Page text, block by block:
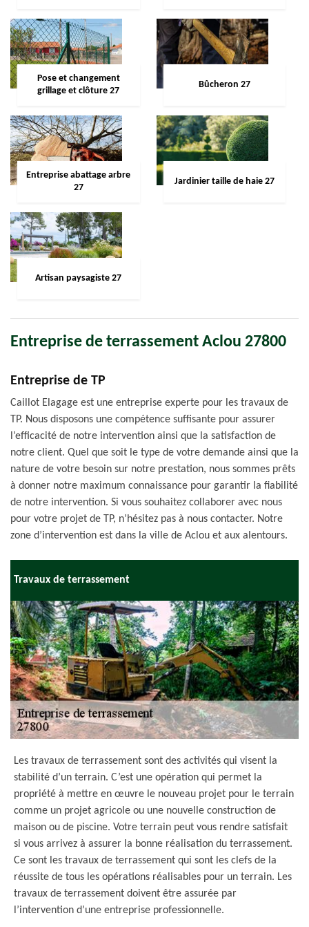
Pose et changement
grillage et clôture 27
Bûcheron 27
Entreprise abattage arbre
27
Jardinier taille de haie 27
Artisan paysagiste 27
Entreprise de terrassement Aclou 27800
Entreprise de TP
Caillot Elagage est une entreprise experte pour les travaux de
TP. Nous disposons une compétence suffisante pour assurer
l’efficacité de notre intervention ainsi que la satisfaction de
notre client. Quel que soit le type de votre demande ainsi que la
nature de votre besoin sur notre prestation, nous sommes prêts
à donner notre maximum connaissance pour garantir la fiabilité
de notre intervention. Si vous souhaitez collaborer avec nous
pour votre projet de TP, n’hésitez pas à nous contacter. Notre
zone d’intervention est dans la ville de Aclou et aux alentours.
Travaux de terrassement
Les travaux de terrassement sont des activités qui visent la
stabilité d’un terrain. C’est une opération qui permet la
propriété à mettre en œuvre le nouveau projet pour le terrain
comme un projet agricole ou une nouvelle construction de
maison ou de piscine. Votre terrain peut vous rendre satisfait
si vous arrivez à assurer la bonne réalisation du terrassement.
Ce sont les travaux de terrassement qui sont les clefs de la
réussite de tous les opérations réalisables pour un terrain. Les
travaux de terrassement doivent être assurée par
l’intervention d’une entreprise professionnelle.